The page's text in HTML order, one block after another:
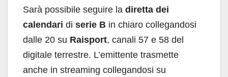
Sarà possibile seguire la diretta dei
calendari di serie B in chiaro collegandosi
dalle 20 su Raisport, canali 57 e 58 del
digitale terrestre. L’emittente trasmette
anche in streaming collegandosi su